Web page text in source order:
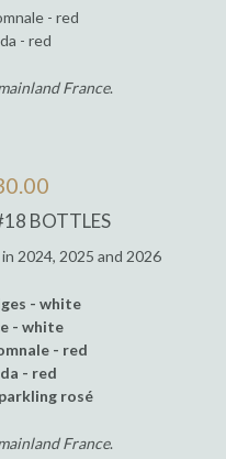
- red
- red
France.
BOTTLES
2024, 2025 and 2026
- white
- white
- red
- red
rosé
France.